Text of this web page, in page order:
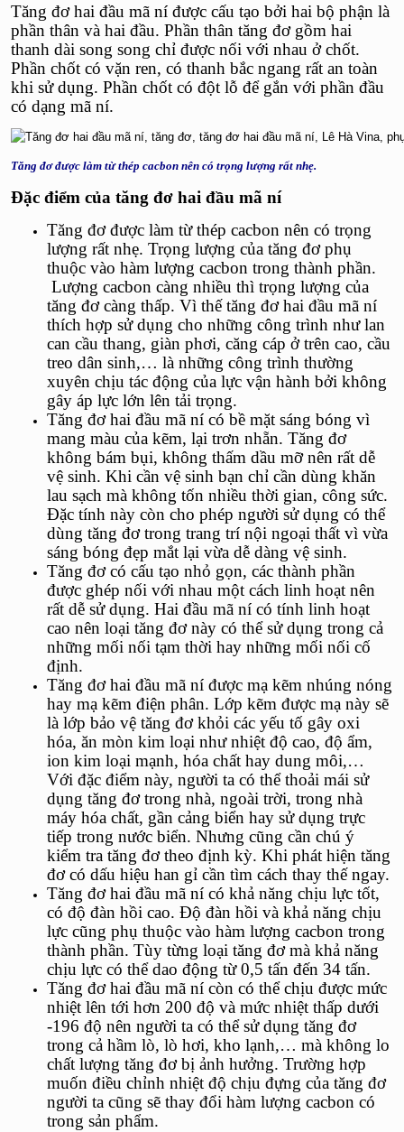
Tăng đơ hai đầu mã níđược cấu tạo bởi hai bộ phận là
phần thân và hai đầu. Phần thân tăng đơ gồm hai
thanh dài song song chỉ được nối với nhau ở chốt.
Phần chốt có vặn ren, có thanh bắc ngang rất an toàn
khi sử dụng. Phần chốt có đột lỗ để gắn với phần đầu
có dạng mã ní.
Tăng đơ được làm từ thép cacbon nên có trọng lượng rất nhẹ.
Đặc điểm của tăng đơ hai đầu mã ní
Tăng đơ được làm từ thép cacbon nên có trọng
lượng rất nhẹ. Trọng lượng của tăng đơ phụ
thuộc vào hàm lượng cacbon trong thành phần.
Lượng cacbon càng nhiều thì trọng lượng của
tăng đơ càng thấp. Vì thế tăng đơ hai đầu mã ní
thích hợp sử dụng cho những công trình như lan
can cầu thang, giàn phơi, căng cáp ở trên cao, cầu
treo dân sinh,… là những công trình thường
xuyên chịu tác động của lực vận hành bởi không
gây áp lực lớn lên tải trọng.
Tăng đơ hai đầu mã ní có bề mặt sáng bóng vì
mang màu của kẽm, lại trơn nhẵn. Tăng đơ
không bám bụi, không thấm dầu mỡ nên rất dễ
vệ sinh. Khi cần vệ sinh bạn chỉ cần dùng khăn
lau sạch mà không tốn nhiều thời gian, công sức.
Đặc tính này còn cho phép người sử dụng có thể
dùng tăng đơ trong trang trí nội ngoại thất vì vừa
sáng bóng đẹp mắt lại vừa dễ dàng vệ sinh.
Tăng đơcó cấu tạo nhỏ gọn, các thành phần
được ghép nối với nhau một cách linh hoạt nên
rất dễ sử dụng. Hai đầu mã ní có tính linh hoạt
cao nên loại tăng đơ này có thể sử dụng trong cả
những mối nối tạm thời hay những mối nối cố
định.
Tăng đơ hai đầu mã níđược mạ kẽm nhúng nóng
hay mạ kẽm điện phân. Lớp kẽm được mạ này sẽ
là lớp bảo vệ tăng đơ khỏi các yếu tố gây oxi
hóa, ăn mòn kim loại như nhiệt độ cao, độ ẩm,
ion kim loại mạnh, hóa chất hay dung môi,…
Với đặc điểm này, người ta có thể thoải mái sử
dụng tăng đơ trong nhà, ngoài trời, trong nhà
máy hóa chất, gần cảng biển hay sử dụng trực
tiếp trong nước biển. Nhưng cũng cần chú ý
kiểm tra tăng đơ theo định kỳ. Khi phát hiện tăng
đơ có dấu hiệu han gỉ cần tìm cách thay thế ngay.
Tăng đơ hai đầu mã nícó khả năng chịu lực tốt,
có độ đàn hồi cao. Độ đàn hồi và khả năng chịu
lực cũng phụ thuộc vào hàm lượng cacbon trong
thành phần. Tùy từng loại tăng đơ mà khả năng
chịu lực có thể dao động từ 0,5 tấn đến 34 tấn.
Tăng đơ hai đầu mã nícòn có thể chịu được mức
nhiệt lên tới hơn 200 độ và mức nhiệt thấp dưới
-196 độ nên người ta có thể sử dụng tăng đơ
trong cả hầm lò, lò hơi, kho lạnh,… mà không lo
chất lượng tăng đơ bị ảnh hưởng. Trường hợp
muốn điều chỉnh nhiệt độ chịu đựng của tăng đơ
người ta cũng sẽ thay đổi hàm lượng cacbon có
trong sản phẩm.